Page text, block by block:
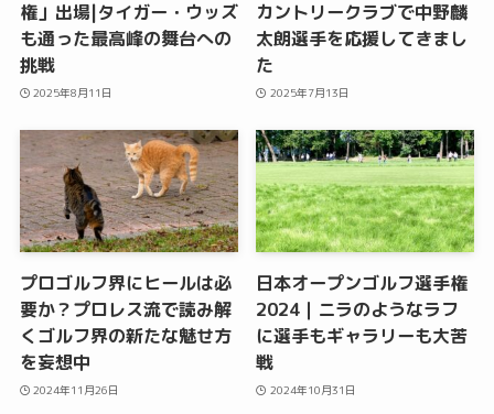
権」出場|タイガー・ウッズ
も通った最高峰の舞台への
挑戦
2025年8月11日
カントリークラブで中野麟
太朗選手を応援してきまし
た
2025年7月13日
プロゴルフ界にヒールは必
要か？プロレス流で読み解
くゴルフ界の新たな魅せ方
を妄想中
2024年11月26日
日本オープンゴルフ選手権
2024｜ニラのようなラフ
に選手もギャラリーも大苦
戦
2024年10月31日